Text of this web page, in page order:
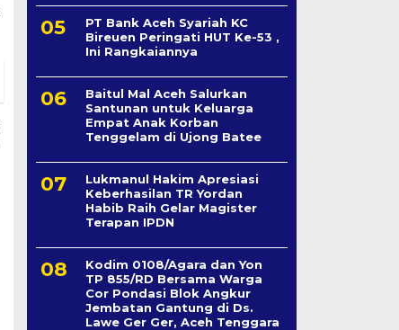
PT Bank Aceh Syariah KC
Bireuen Peringati HUT Ke-53 ,
Ini Rangkaiannya
Baitul Mal Aceh Salurkan
Santunan untuk Keluarga
Empat Anak Korban
Tenggelam di Ujong Batee
Lukmanul Hakim Apresiasi
Keberhasilan TR Yordan
Habib Raih Gelar Magister
Terapan IPDN
Kodim 0108/Agara dan Yon
TP 855/RD Bersama Warga
Cor Pondasi Blok Angkur
Jembatan Gantung di Ds.
Lawe Ger Ger, Aceh Tenggara